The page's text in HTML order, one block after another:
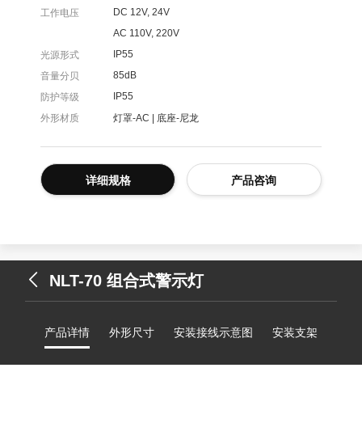
工作电压
DC 12V, 24V
AC 110V, 220V
光源形式
IP55
音量分贝
85dB
防护等级
IP55
外形材质
灯罩-AC | 底座-尼龙
详细规格 产品咨询
NLT-70 组合式警示灯
产品详情 外形尺寸 安装接线示意图 安装支架